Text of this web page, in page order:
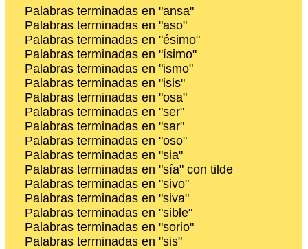
Palabras terminadas en "ansa"
Palabras terminadas en "aso"
Palabras terminadas en "ésimo"
Palabras terminadas en "ísimo"
Palabras terminadas en "ismo"
Palabras terminadas en "isis"
Palabras terminadas en "osa"
Palabras terminadas en "ser"
Palabras terminadas en "sar"
Palabras terminadas en "oso"
Palabras terminadas en "sia"
Palabras terminadas en "sía" con tilde
Palabras terminadas en "sivo"
Palabras terminadas en "siva"
Palabras terminadas en "sible"
Palabras terminadas en "sorio"
Palabras terminadas en "sis"